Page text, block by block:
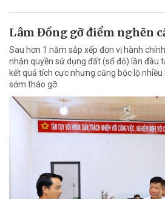
Lâm Đồng gỡ điểm nghẽn
Sau hơn 1 năm sắp xếp đơn vị hành
nhận quyền sử dụng đất (sổ đỏ) lần đầu
kết quả tích cực nhưng cũng bộc lộ
sớm tháo gỡ.